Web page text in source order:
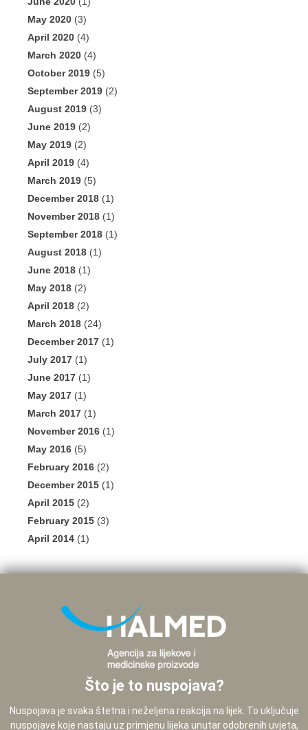
May 2020 (3)
April 2020 (4)
March 2020 (4)
October 2019 (5)
September 2019 (2)
August 2019 (3)
June 2019 (2)
May 2019 (2)
April 2019 (4)
March 2019 (5)
December 2018 (1)
November 2018 (1)
September 2018 (1)
August 2018 (1)
June 2018 (1)
May 2018 (2)
April 2018 (2)
March 2018 (24)
December 2017 (1)
July 2017 (1)
June 2017 (1)
May 2017 (1)
March 2017 (1)
November 2016 (1)
May 2016 (5)
February 2016 (2)
December 2015 (1)
April 2015 (2)
February 2015 (3)
April 2014 (1)
Što je to nuspojava?
Nuspojava je svaka štetna i neželjena reakcija na lijek. To uključuje
nuspojave koje nastaju uz primjenu lijeka unutar odobrenih uvjeta,